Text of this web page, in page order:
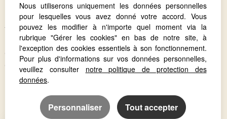
Launaguet (31140)
Blagnac (31700)
Tournefeuille (31170)
Beauzelle (31700)
Castelnau D'estretefonds (31620)
Cugnaux (31270)
Nous utiliserons uniquement les données personnelles
pour lesquelles vous avez donné votre accord. Vous
pouvez les modifier à n'importe quel moment via la
rubrique "Gérer les cookies" en bas de notre site, à
l'exception des cookies essentiels à son fonctionnement.
Pour plus d'informations sur vos données personnelles,
veuillez consulter notre politique de protection des
données.
Personnaliser Tout accepter